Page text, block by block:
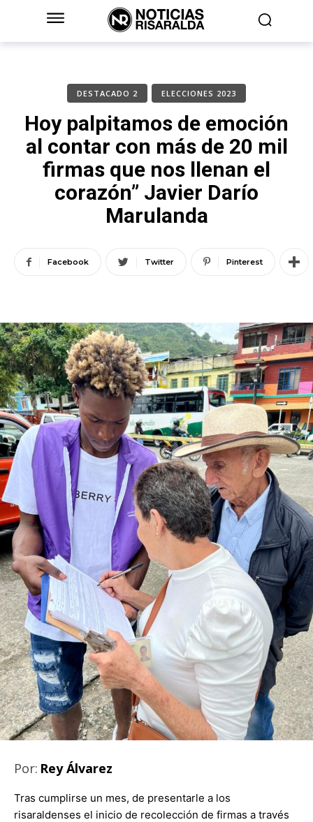
DESTACADO 2 ELECCIONES 2023
Hoy palpitamos de emoción
al contar con más de 20 mil
firmas que nos llenan el
corazón” Javier Darío
Marulanda
Facebook Twitter Pinterest
Por: Rey Álvarez
Tras cumplirse un mes, de presentarle a los
risaraldenses el inicio de recolección de firmas a través